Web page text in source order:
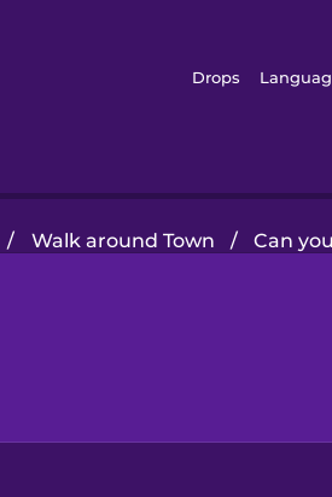
Drops
/ Walk around Town / Can